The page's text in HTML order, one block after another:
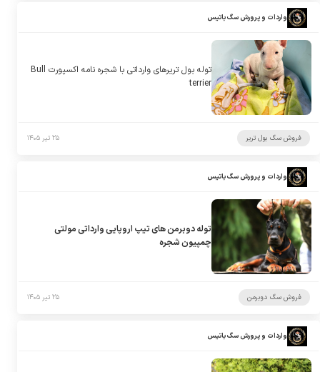
واردات و پرورش سگ باتیس
توله بول تریرهای وارداتی با شجره نامه اکسپورت Bull
terrier
فروش سگ بول تریر ۲۵ تیر ۱۴۰۵
واردات و پرورش سگ باتیس
توله دوبرمن های تیپ اروپایی وارداتی مولتی
چمپیون شجره
فروش سگ دوبرمن ۲۵ تیر ۱۴۰۵
واردات و پرورش سگ باتیس